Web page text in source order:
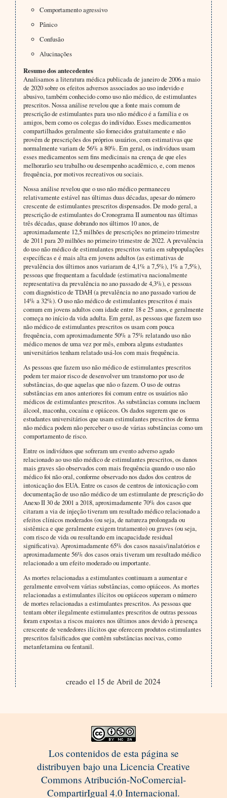
Comportamento agressivo
Pânico
Confusão
Alucinações
Resumo dos antecedentes
Analisamos a literatura médica publicada de janeiro de 2006 a maio
de 2020 sobre os efeitos adversos associados ao uso indevido e
abusivo, também conhecido como uso não médico, de estimulantes
prescritos. Nossa análise revelou que a fonte mais comum de
prescrição de estimulantes para uso não médico é a família e os
amigos, bem como os colegas do indivíduo. Esses medicamentos
compartilhados geralmente são fornecidos gratuitamente e não
provêm de prescrições dos próprios usuários, com estimativas que
normalmente variam de 56% a 80%. Em geral, os indivíduos usam
esses medicamentos sem fins medicinais na crença de que eles
melhorarão seu trabalho ou desempenho acadêmico, e, com menos
frequência, por motivos recreativos ou sociais.
Nossa análise revelou que o uso não médico permaneceu
relativamente estável nas últimas duas décadas, apesar do número
crescente de estimulantes prescritos dispensados. De modo geral, a
prescrição de estimulantes do Cronograma II aumentou nas últimas
três décadas, quase dobrando nos últimos 10 anos, de
aproximadamente 12,5 milhões de prescrições no primeiro trimestre
de 2011 para 20 milhões no primeiro trimestre de 2022. A prevalência
do uso não médico de estimulantes prescritos varia em subpopulações
específicas e é mais alta em jovens adultos (as estimativas de
prevalência dos últimos anos variaram de 4,1% a 7,5%), 1% a 7,5%),
pessoas que frequentam a faculdade (estimativa nacionalmente
representativa da prevalência no ano passado de 4,3%), e pessoas
com diagnóstico de TDAH (a prevalência no ano passado variou de
14% a 32%). O uso não médico de estimulantes prescritos é mais
comum em jovens adultos com idade entre 18 e 25 anos, e geralmente
começa no início da vida adulta. Em geral, as pessoas que fazem uso
não médico de estimulantes prescritos os usam com pouca
frequência, com aproximadamente 50% a 75% relatando uso não
médico menos de uma vez por mês, embora alguns estudantes
universitários tenham relatado usá-los com mais frequência.
As pessoas que fazem uso não médico de estimulantes prescritos
podem ter maior risco de desenvolver um transtorno por uso de
substâncias, do que aquelas que não o fazem. O uso de outras
substâncias em anos anteriores foi comum entre os usuários não
médicos de estimulantes prescritos. As substâncias comuns incluem
álcool, maconha, cocaína e opiáceos. Os dados sugerem que os
estudantes universitários que usam estimulantes prescritos de forma
não médica podem não perceber o uso de várias substâncias como um
comportamento de risco.
Entre os indivíduos que sofreram um evento adverso agudo
relacionado ao uso não médico de estimulantes prescritos, os danos
mais graves são observados com mais frequência quando o uso não
médico foi não oral, conforme observado nos dados dos centros de
intoxicação dos EUA. Entre os casos de centros de intoxicação com
documentação de uso não médico de um estimulante de prescrição do
Anexo II 30 de 2001 a 2018, aproximadamente 70% dos casos que
citaram a via de injeção tiveram um resultado médico relacionado a
efeitos clínicos moderados (ou seja, de natureza prolongada ou
sistêmica e que geralmente exigem tratamento) ou graves (ou seja,
com risco de vida ou resultando em incapacidade residual
significativa). Aproximadamente 65% dos casos nasais/inalatórios e
aproximadamente 56% dos casos orais tiveram um resultado médico
relacionado a um efeito moderado ou importante.
As mortes relacionadas a estimulantes continuam a aumentar e
geralmente envolvem várias substâncias, como opiáceos. As mortes
relacionadas a estimulantes ilícitos ou opiáceos superam o número
de mortes relacionadas a estimulantes prescritos. As pessoas que
tentam obter ilegalmente estimulantes prescritos de outras pessoas
foram expostas a riscos maiores nos últimos anos devido à presença
crescente de vendedores ilícitos que oferecem produtos estimulantes
prescritos falsificados que contêm substâncias nocivas, como
metanfetamina ou fentanil.
creado el 15 de Abril de 2024
Los contenidos de esta página se
distribuyen bajo una Licencia Creative
Commons Atribución-NoComercial-
CompartirIgual 4.0 Internacional.